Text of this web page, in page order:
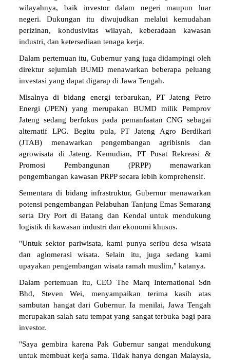
wilayahnya, baik investor dalam negeri maupun luar
negeri. Dukungan itu diwujudkan melalui kemudahan
perizinan, kondusivitas wilayah, keberadaan kawasan
industri, dan ketersediaan tenaga kerja.
Dalam pertemuan itu, Gubernur yang juga didampingi oleh
direktur sejumlah BUMD menawarkan beberapa peluang
investasi yang dapat digarap di Jawa Tengah.
Misalnya di bidang energi terbarukan, PT Jateng Petro
Energi (JPEN) yang merupakan BUMD milik Pemprov
Jateng sedang berfokus pada pemanfaatan CNG sebagai
alternatif LPG. Begitu pula, PT Jateng Agro Berdikari
(JTAB) menawarkan pengembangan agribisnis dan
agrowisata di Jateng. Kemudian, PT Pusat Rekreasi &
Promosi Pembangunan (PRPP) menawarkan
pengembangan kawasan PRPP secara lebih komprehensif.
Sementara di bidang infrastruktur, Gubernur menawarkan
potensi pengembangan Pelabuhan Tanjung Emas Semarang
serta Dry Port di Batang dan Kendal untuk mendukung
logistik di kawasan industri dan ekonomi khusus.
"Untuk sektor pariwisata, kami punya seribu desa wisata
dan aglomerasi wisata. Selain itu, juga sedang kami
upayakan pengembangan wisata ramah muslim," katanya.
Dalam pertemuan itu, CEO The Marq International Sdn
Bhd, Steven Wei, menyampaikan terima kasih atas
sambutan hangat dari Gubernur. Ia menilai, Jawa Tengah
merupakan salah satu tempat yang sangat terbuka bagi para
investor.
"Saya gembira karena Pak Gubernur sangat mendukung
untuk membuat kerja sama. Tidak hanya dengan Malaysia,